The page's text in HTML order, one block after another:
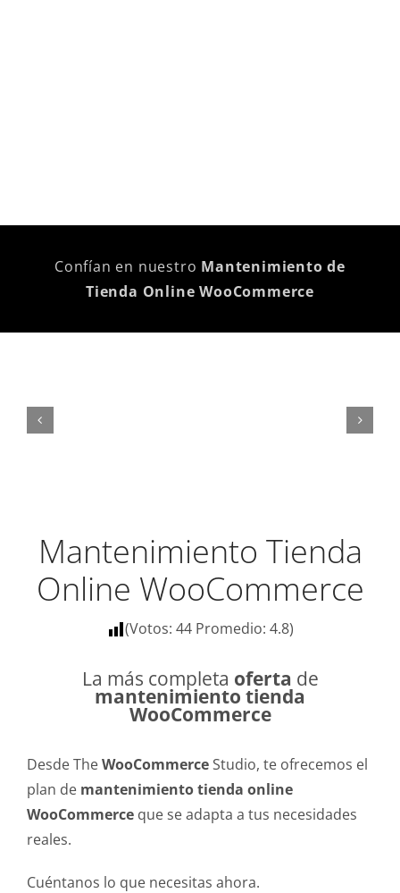
Confían en nuestro Mantenimiento de
Tienda Online WooCommerce
Mantenimiento Tienda
Online WooCommerce
(Votos: 44Promedio: 4.8)
La más completa oferta de
mantenimiento tienda
WooCommerce
Desde TheWooCommerceStudio, te ofrecemos el
plan de mantenimiento tienda online
WooCommerceque se adapta a tus necesidades
reales.
Cuéntanos lo que necesitas ahora.